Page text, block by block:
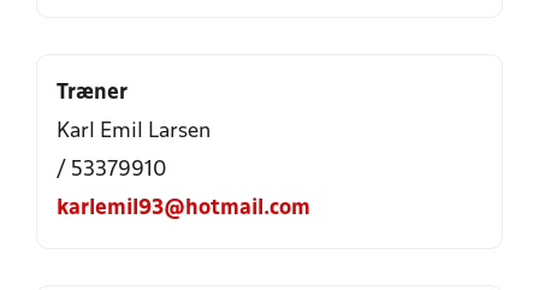
Træner
Karl Emil Larsen
/ 53379910
karlemil93@hotmail.com